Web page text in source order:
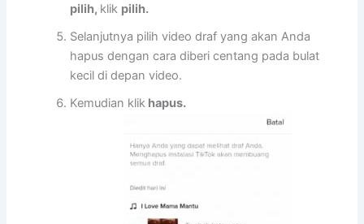
pilih, klik pilih.
Selanjutnya pilih video draf yang akan Anda
hapus dengan cara diberi centang pada bulat
kecil di depan video.
Kemudian klik hapus.